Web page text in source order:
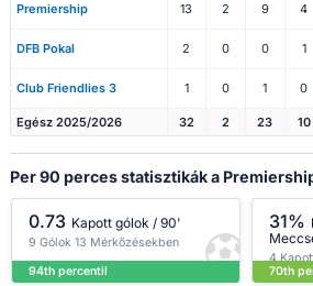
Premiership 13 2 9 4
DFB Pokal 2 0 0 1
Club Friendlies 3 1 0 1 0
Egész 2025/2026 32 2 23 10
Per 90 perces statisztikák a
0.73 Kapott gólok / 90'
9 Gólok 13 Mérkőzésekben
94th percentil
31%
4
70th